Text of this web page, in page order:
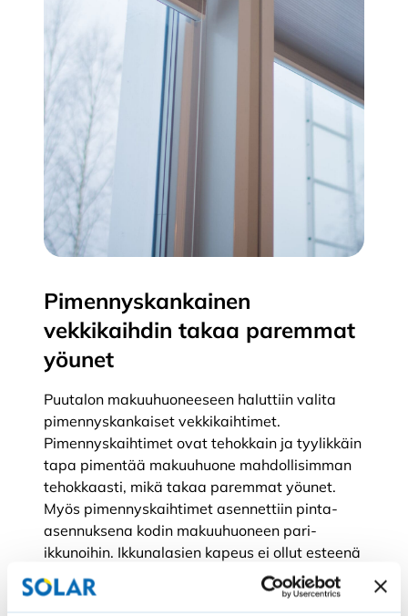
Pimennyskankainen
vekkikaihdin takaa paremmat
yöunet
Puutalon makuuhuoneeseen haluttiin valita
pimennyskankaiset vekkikaihtimet.
Pimennyskaihtimet ovat tehokkain ja tyylikkäin
tapa pimentää makuuhuone mahdollisimman
tehokkaasti, mikä takaa paremmat yöunet.
Myös pimennyskaihtimet asennettiin pinta-
asennuksena kodin makuuhuoneen pari-
ikkunoihin. Ikkunalasien kapeus ei ollut esteenä
pimennyskaihdinten valinnalle, sillä SOLAR-
pimennyskaihtimet valmistetaan aina